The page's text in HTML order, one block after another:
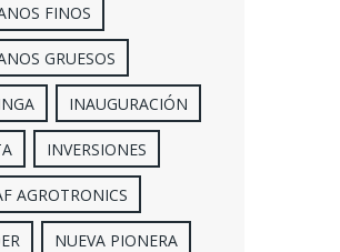
FINOS
GRUESOS
INAUGURACIÓN
INVERSIONES
AGROTRONICS
NUEVA PIONERA